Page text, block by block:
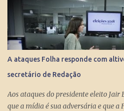
mensais dos miseráveis que têm mais
direito aos R$ 998 se, e quando,
conserto do rombo da Previdência
pago aos miseráveis que têm entre
devolver o Brasil a Portugal.
Guedes produziu um projeto racional
forma competente. Na essência,
Ela só s...
A ataques Folha responde com
secretário de Redação
Aos ataques do presidente eleito Jair
que a mídia é sua adversária e que